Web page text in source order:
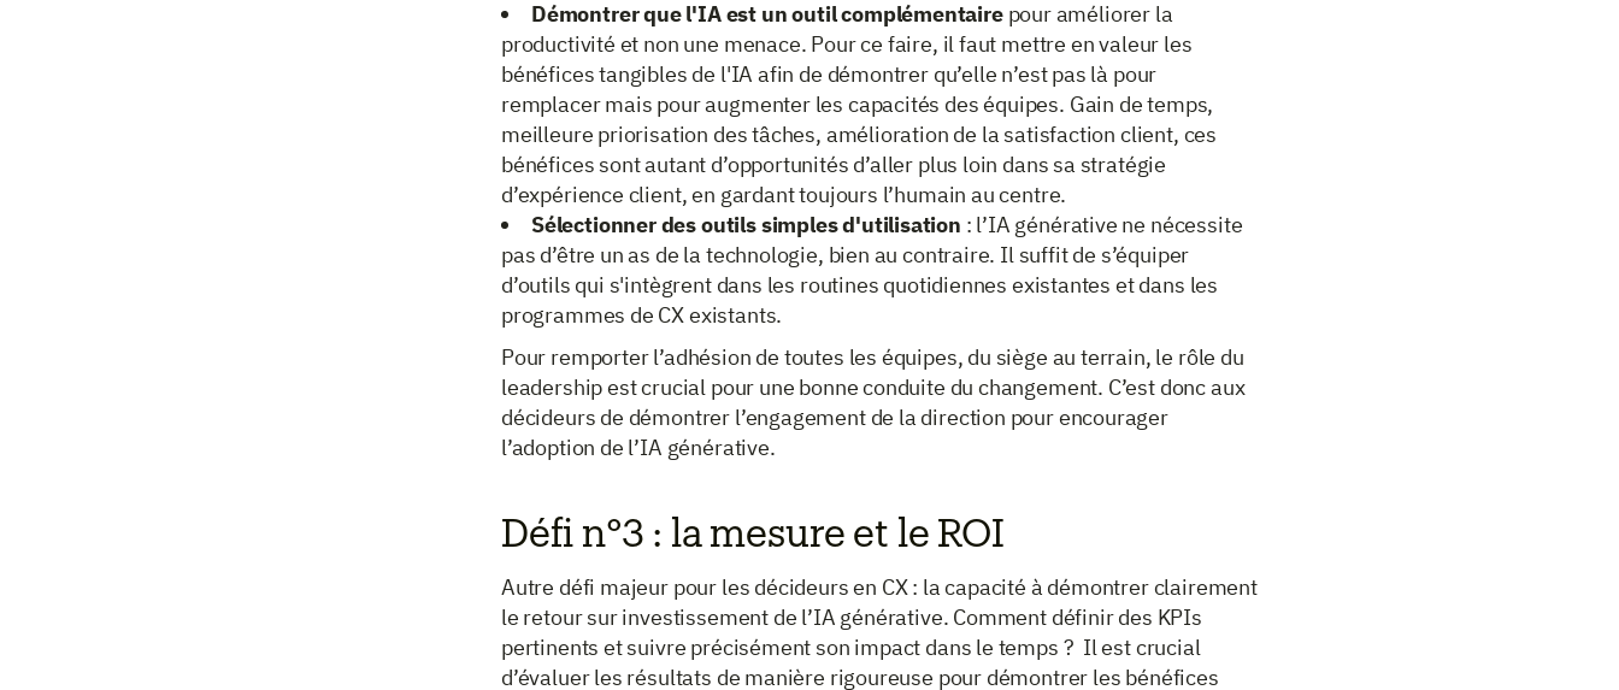
Démontrer que l'IA est un outil complémentairepour améliorer la
productivité et non une menace. Pour ce faire, il faut mettre en valeur les
bénéfices tangibles de l'IA afin de démontrer qu’elle n’est pas là pour
remplacer mais pour augmenter les capacités des équipes. Gain de temps,
meilleure priorisation des tâches, amélioration de la satisfaction client, ces
bénéfices sont autant d’opportunités d’aller plus loin dans sa stratégie
d’expérience client, en gardant toujours l’humain au centre.
Sélectionner des outils simples d'utilisation : l’IA générative ne nécessite
pas d’être un as de la technologie, bien au contraire. Il suffit de s’équiper
d’outils qui s'intègrent dans les routines quotidiennes existantes et dans les
programmes de CX existants.
Pour remporter l’adhésion de toutes les équipes, du siège au terrain, le rôle du
leadership est crucial pour une bonne conduite du changement. C’est donc aux
décideurs de démontrer l’engagement de la direction pour encourager
l’adoption de l’IA générative.
Défi n°3 : la mesure et le ROI
Autre défi majeur pour les décideurs en CX : la capacité à démontrer clairement
le retour sur investissement de l’IA générative. Comment définir des KPIs
pertinents et suivre précisément son impact dans le temps ? Il est crucial
d’évaluer les résultats de manière rigoureuse pour démontrer les bénéfices